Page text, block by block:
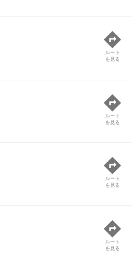
ルート
を見る
ルート
を見る
ルート
を見る
ルート
を見る